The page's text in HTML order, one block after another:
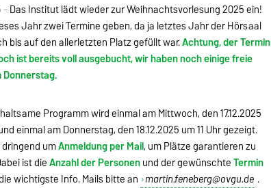
-Das Institut lädt wieder zur Weihnachtsvorlesung 2025 ein!
Jahr zwei Termine geben, da ja letztes Jahr der Hörsaal
bis auf den allerletzten Platz gefüllt war.Achtung, der Termin
ist bereits voll ausgebucht, wir haben noch einige freie
Donnerstag.
Programm wird einmal am Mittwoch, den 17.12.2025
einmal am Donnerstag, den 18.12.2025 um 11 Uhr gezeigt.
umAnmeldung per Mail, um Plätze garantieren zu
ist dieAnzahl der Personenund der gewünschteTermin
wichtigste Info. Mails bitte an martin.feneberg@ovgu.de .